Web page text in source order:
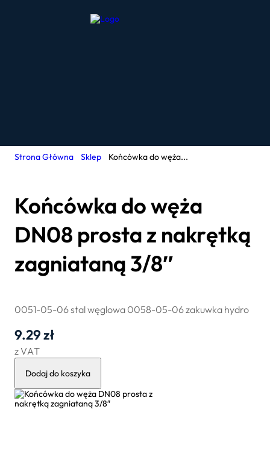
Strona Główna Sklep Końcówka do węża...
Końcówka do węża
DN08 prosta z nakrętką
zagniataną 3/8″
0051-05-06 stal węglowa 0058-05-06 zakuwka hydro
9.29zł
z VAT
ilość
Końcówka
do
węża
Dodaj do koszyka